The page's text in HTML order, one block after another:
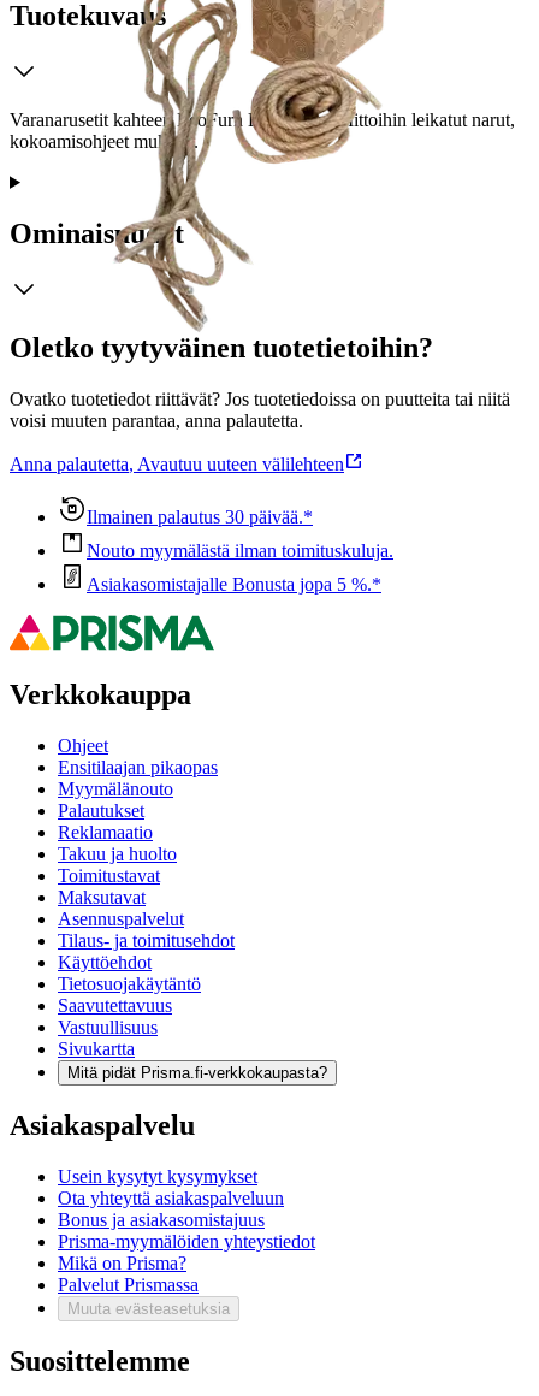
Tuotekuvaus
Varanarusetit kahteen EcoFurn Ekotuoliin. Mittoihin leikatut narut,
kokoamisohjeet mukana.
Ominaisuudet
Oletko tyytyväinen tuotetietoihin?
Ovatko tuotetiedot riittävät? Jos tuotetiedoissa on puutteita tai niitä
voisi muuten parantaa, anna palautetta.
Anna palautetta, Avautuu uuteen välilehteen
Ilmainen palautus 30 päivää.*
Nouto myymälästä ilman toimituskuluja.
Asiakasomistajalle Bonusta jopa 5 %.*
Verkkokauppa
Ohjeet
Ensitilaajan pikaopas
Myymälänouto
Palautukset
Reklamaatio
Takuu ja huolto
Toimitustavat
Maksutavat
Asennuspalvelut
Tilaus- ja toimitusehdot
Käyttöehdot
Tietosuojakäytäntö
Saavutettavuus
Vastuullisuus
Sivukartta
Mitä pidät Prisma.fi-verkkokaupasta?
Asiakaspalvelu
Usein kysytyt kysymykset
Ota yhteyttä asiakaspalveluun
Bonus ja asiakasomistajuus
Prisma-myymälöiden yhteystiedot
Mikä on Prisma?
Palvelut Prismassa
Muuta evästeasetuksia
Suosittelemme